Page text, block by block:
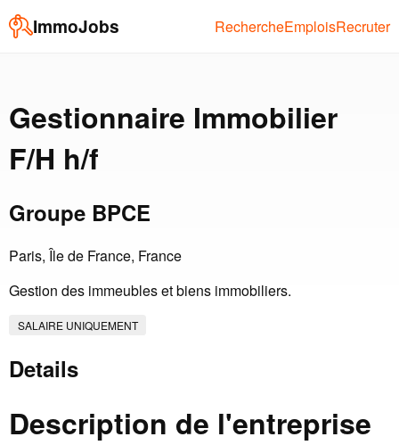
ImmoJobs RechercheEmploisRecruter
Gestionnaire Immobilier
F/H h/f
Groupe BPCE
Paris, Île de France, France
Gestion des immeubles et biens immobiliers.
SALAIRE UNIQUEMENT
Details
Description de l'entreprise